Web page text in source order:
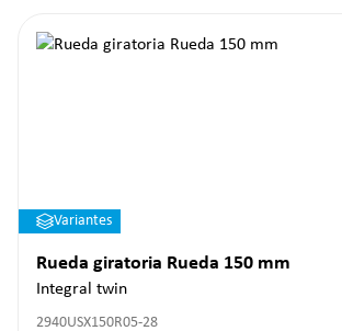
Variantes
Rueda giratoria Rueda 150 mm
Integral twin
2940USX150R05-28